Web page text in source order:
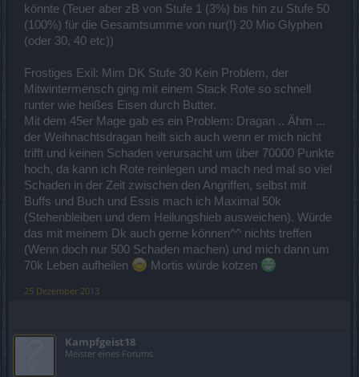
könnte (Teuer aber zB von Stufe 1 (3%) bis hin zu Stufe 50
(100%) für die Gesamtsumme von nur(!) 20 Mio Glyphen
(oder 30, 40 etc))
Frostiges Exil: Mim DK Stufe 30 Kein Problem, der
Mitwintermensch ging mit einem Stack Rote so schnell
runter wie heißes Eisen durch Butter.
Mit dem 45er Mage gab es ein Problem: Dragan .. Ähm ...
der Weihnachtsdragan heilt sich auch wenn er mich nicht
trifft und keinen Schaden verursacht um über 70000 Punkte
hoch, da kann ich Rote reinlegen und mach ned mal so viel
Schaden in der Zeit zwischen den Angriffen, selbst mit
Buffs und Buch und Essis mach ich Maximal 50k
(Stehenbleiben und dem Heilungshieb ausweichen). Würde
das mit meinem Dk auch gerne können^^ nichts treffen
(Wenn doch nur 500 Schaden machen) und mich dann um
70k Leben aufheilen
Mortis würde kotzen
25 Dezember 2013
Kampfgeist18
Meister eines Forums